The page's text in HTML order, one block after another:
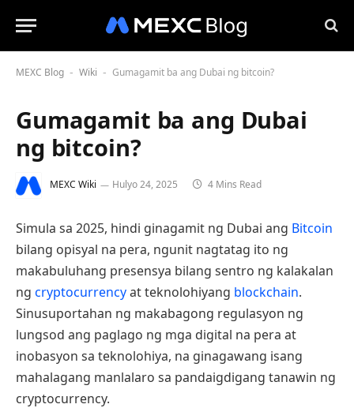
MEXC Blog - Wiki - Gumagamit ba ang Dubai ng bitcoin?
Gumagamit ba ang Dubai
ng bitcoin?
MEXC Wiki Hulyo 24, 2025 4 Mins Read
Simula sa 2025, hindi ginagamit ng Dubai ang Bitcoin
bilang opisyal na pera, ngunit nagtatag ito ng
makabuluhang presensya bilang sentro ng kalakalan
ng cryptocurrencyat teknolohiyang blockchain.
Sinusuportahan ng makabagong regulasyon ng
lungsod ang paglago ng mga digital na pera at
inobasyon sa teknolohiya, na ginagawang isang
mahalagang manlalaro sa pandaigdigang tanawin ng
cryptocurrency.